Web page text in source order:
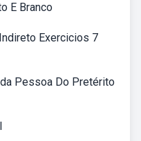
E Branco
Exercicios 7
Pessoa Do Pretérito